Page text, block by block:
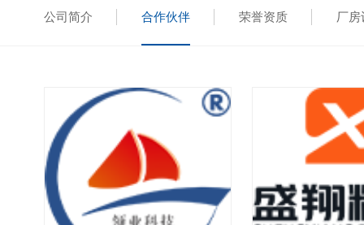
公司简介 合作伙伴 荣誉资质 厂房